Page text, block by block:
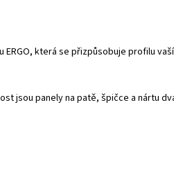
která se přizpůsobuje profilu
jsou panely na patě, špičce a nártu